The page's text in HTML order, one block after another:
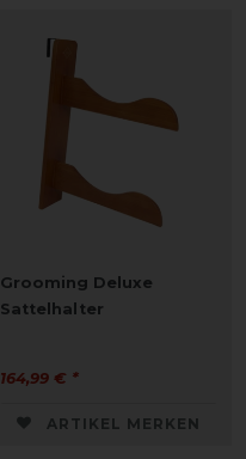
Grooming Deluxe
Sattelhalter
164,99 € *
ARTIKEL MERKEN